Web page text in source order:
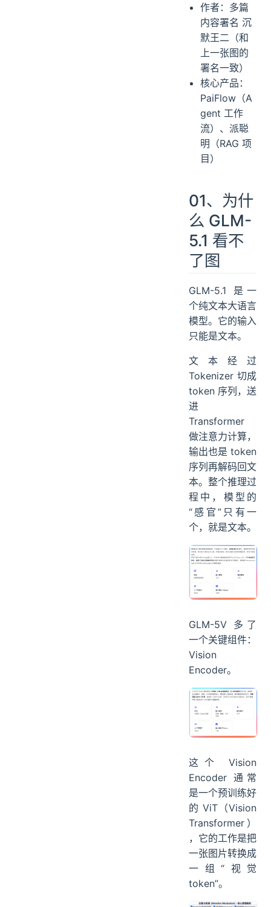
作者：多篇
内容署名 沉
默王二（和
上一张图的
署名一致）
核心产品：
PaiFlow（A
gent 工作
流）、派聪
明（RAG 项
目）
01、为什
么 GLM-
5.1 看不
了图
GLM-5.1 是一
个纯文本大语言
模型。它的输入
只能是文本。
文本经过
Tokenizer 切成
token 序列，送
进
Transformer
做注意力计算，
输出也是 token
序列再解码回文
本。整个推理过
程中，模型的
“感官”只有一
个，就是文本。
GLM-5V 多了
一个关键组件：
Vision
Encoder。
这个 Vision
Encoder 通常
是一个预训练好
的 ViT（Vision
Transformer）
，它的工作是把
一张图片转换成
一组“视觉
token”。